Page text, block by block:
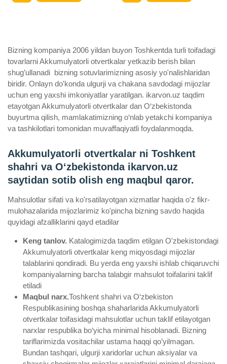
Bizning kompaniya 2006 yildan buyon Toshkentda turli toifadagi
tovarlarni Akkumulyatorli otvertkalar yetkazib berish bilan
shug’ullanadi ­ bizning sotuvlarimizning asosiy yo'nalishlaridan
biridir. Onlayn do'konda ulgurji va chakana savdodagi mijozlar
uchun eng yaxshi imkoniyatlar yaratilgan. ikarvon.uz taqdim
etayotgan Akkumulyatorli otvertkalar dan O‘zbekistonda
buyurtma qilish, mamlakatimizning o‘nlab yetakchi kompaniya
va tashkilotlari tomonidan muvaffaqiyatli foydalanmoqda.
Akkumulyatorli otvertkalar ni Toshkent
shahri va Oʻzbekistonda ikarvon.uz
saytidan sotib olish eng maqbul qaror.
Mahsulotlar sifati va ko'rsatilayotgan xizmatlar haqida o'z fikr-
mulohazalarida mijozlarimiz ko'pincha bizning savdo haqida
quyidagi afzalliklarini qayd etadilar
Keng tanlov. Katalogimizda taqdim etilgan O'zbekistondagi
Akkumulyatorli otvertkalar keng miqyosdagi mijozlar
talablarini qondiradi. Bu yerda eng yaxshi ishlab chiqaruvchi
kompaniyalarning barcha talabgir mahsulot toifalarini taklif
etiladi
Maqbul narx.Toshkent shahri va O‘zbekiston
Respublikasining boshqa shaharlarida Akkumulyatorli
otvertkalar toifasidagi mahsulotlar uchun taklif etilayotgan
narxlar respublika bo‘yicha minimal hisoblanadi. Bizning
tariflarimizda vositachilar ustama haqqi qo’yilmagan.
Bundan tashqari, ulgurji xaridorlar uchun aksiyalar va